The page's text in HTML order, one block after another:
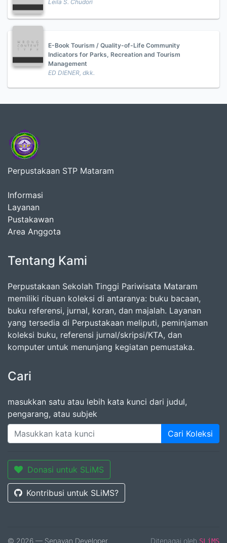
Leila S. Chudori
E-Book Tourism / Quality-of-Life Community
Indicators for Parks, Recreation and Tourism
Management
ED DIENER, dkk.
Perpustakaan STP Mataram
Informasi
Layanan
Pustakawan
Area Anggota
Tentang Kami
Perpustakaan Sekolah Tinggi Pariwisata Mataram
memiliki ribuan koleksi di antaranya: buku bacaan,
buku referensi, jurnal, koran, dan majalah. Layanan
yang tersedia di Perpustakaan meliputi, peminjaman
koleksi buku, referensi jurnal/skripsi/KTA, dan
komputer untuk menunjang kegiatan pemustaka.
Cari
masukkan satu atau lebih kata kunci dari judul,
pengarang, atau subjek
Cari Koleksi
Donasi untuk SLiMS
Kontribusi untuk SLiMS?
© 2026 — Senayan Developer Ditenagai oleh SLiMS